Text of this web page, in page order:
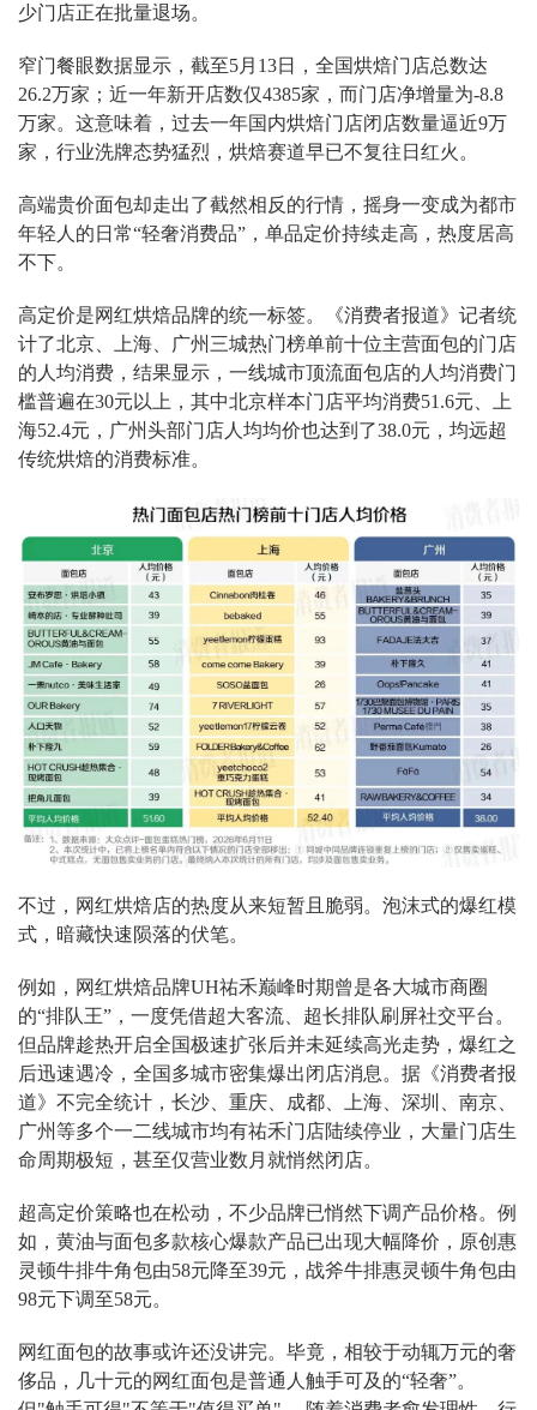
少门店正在批量退场。
窄门餐眼数据显示，截至5月13日，全国烘焙门店总数达
26.2万家；近一年新开店数仅4385家，而门店净增量为-8.8
万家。这意味着，过去一年国内烘焙门店闭店数量逼近9万
家，行业洗牌态势猛烈，烘焙赛道早已不复往日红火。
高端贵价面包却走出了截然相反的行情，摇身一变成为都市
年轻人的日常“轻奢消费品”，单品定价持续走高，热度居高
不下。
高定价是网红烘焙品牌的统一标签。《消费者报道》记者统
计了北京、上海、广州三城热门榜单前十位主营面包的门店
的人均消费，结果显示，一线城市顶流面包店的人均消费门
槛普遍在30元以上，其中北京样本门店平均消费51.6元、上
海52.4元，广州头部门店人均均价也达到了38.0元，均远超
传统烘焙的消费标准。
不过，网红烘焙店的热度从来短暂且脆弱。泡沫式的爆红模
式，暗藏快速陨落的伏笔。
例如，网红烘焙品牌UH祐禾巅峰时期曾是各大城市商圈
的“排队王”，一度凭借超大客流、超长排队刷屏社交平台。
但品牌趁热开启全国极速扩张后并未延续高光走势，爆红之
后迅速遇冷，全国多城市密集爆出闭店消息。据《消费者报
道》不完全统计，长沙、重庆、成都、上海、深圳、南京、
广州等多个一二线城市均有祐禾门店陆续停业，大量门店生
命周期极短，甚至仅营业数月就悄然闭店。
超高定价策略也在松动，不少品牌已悄然下调产品价格。例
如，黄油与面包多款核心爆款产品已出现大幅降价，原创惠
灵顿牛排牛角包由58元降至39元，战斧牛排惠灵顿牛角包由
98元下调至58元。
网红面包的故事或许还没讲完。毕竟，相较于动辄万元的奢
侈品，几十元的网红面包是普通人触手可及的“轻奢”。